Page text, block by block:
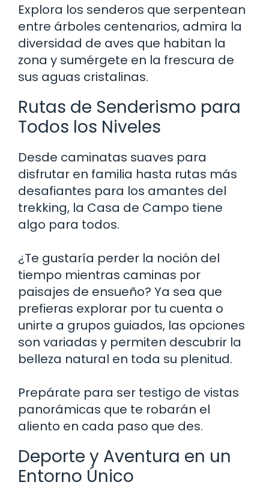
Explora los senderos que serpentean
entre árboles centenarios, admira la
diversidad de aves que habitan la
zona y sumérgete en la frescura de
sus aguas cristalinas.
Rutas de Senderismo para
Todos los Niveles
Desde caminatas suaves para
disfrutar en familia hasta rutas más
desafiantes para los amantes del
trekking, la Casa de Campo tiene
algo para todos.
¿Te gustaría perder la noción del
tiempo mientras caminas por
paisajes de ensueño? Ya sea que
prefieras explorar por tu cuenta o
unirte a grupos guiados, las opciones
son variadas y permiten descubrir la
belleza natural en toda su plenitud.
Prepárate para ser testigo de vistas
panorámicas que te robarán el
aliento en cada paso que des.
Deporte y Aventura en un
Entorno Único